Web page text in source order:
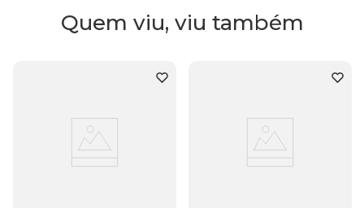
Livre de amônia (seguro para o dia a dia).
Quem viu, viu também